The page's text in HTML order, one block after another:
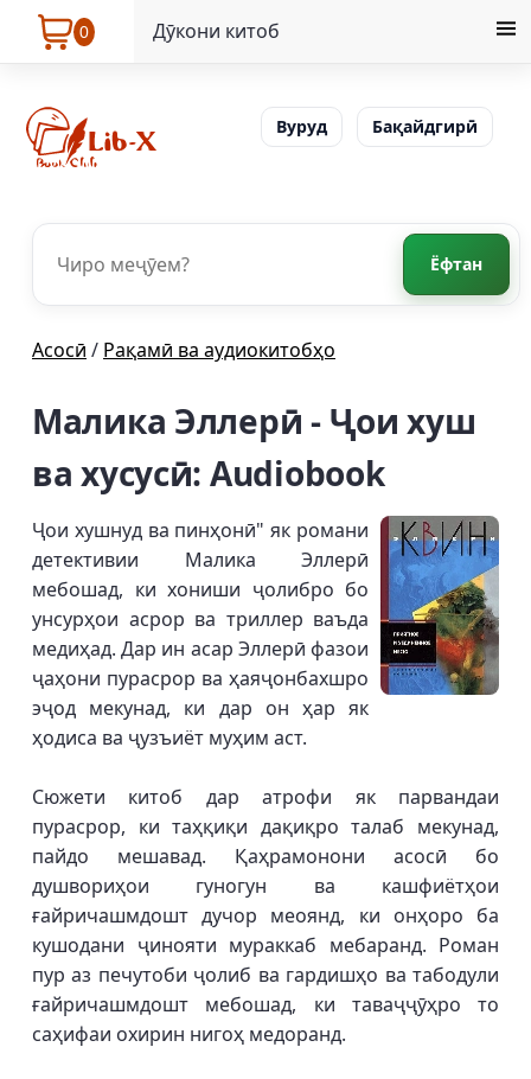
0 Дӯкони китоб
Вуруд Бақайдгирӣ
Ёфтан
Асосӣ / Рақамӣ ва аудиокитобҳо
Малика Эллерӣ - Ҷои хуш
ва хусусӣ: Audiobook
Ҷои хушнуд ва пинҳонӣ" як романи
детективии Малика Эллерӣ
мебошад, ки хониши ҷолибро бо
унсурҳои асрор ва триллер ваъда
медиҳад. Дар ин асар Эллерӣ фазои
ҷаҳони пурасрор ва ҳаяҷонбахшро
эҷод мекунад, ки дар он ҳар як
ҳодиса ва ҷузъиёт муҳим аст.
Сюжети китоб дар атрофи як парвандаи
пурасрор, ки таҳқиқи дақиқро талаб мекунад,
пайдо мешавад. Қаҳрамонони асосӣ бо
душвориҳои гуногун ва кашфиётҳои
ғайричашмдошт дучор меоянд, ки онҳоро ба
кушодани ҷинояти мураккаб мебаранд. Роман
пур аз печутоби ҷолиб ва гардишҳо ва табодули
ғайричашмдошт мебошад, ки таваҷҷӯҳро то
саҳифаи охирин нигоҳ медоранд.